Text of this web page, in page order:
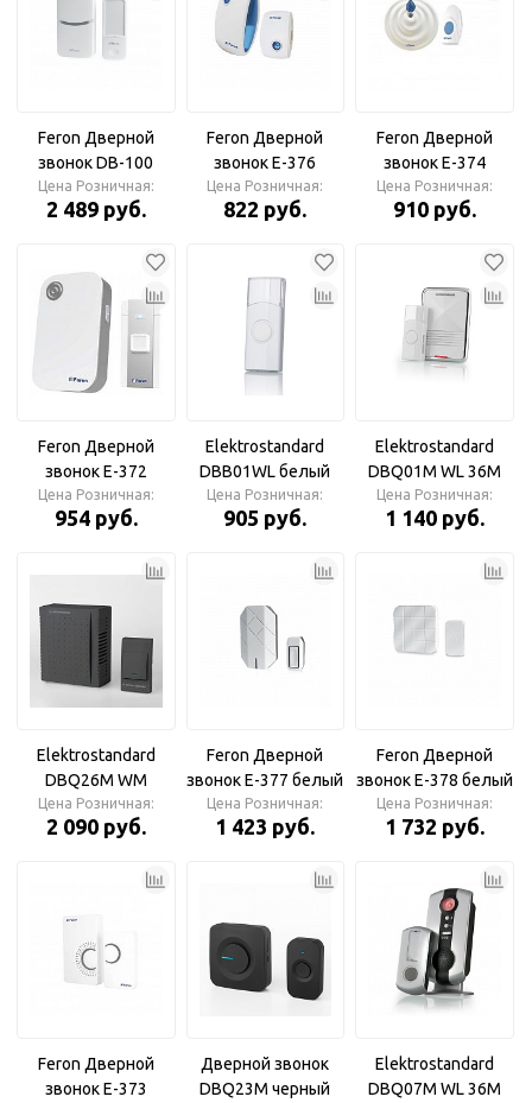
Feron Дверной
звонок DB-100
белый
Цена Розничная:
2 489 руб.
Feron Дверной
звонок E-376
белый/синий 36
мелодий
Цена Розничная:
822 руб.
Feron Дверной
звонок E-374
белый/синий 36
мелодий
Цена Розничная:
910 руб.
Feron Дверной
звонок E-372
белый/серый 36
мелодий
Цена Розничная:
954 руб.
Elektrostandard
DBB01WL белый
Кнопка
Цена Розничная:
905 руб.
Elektrostandard
DBQ01M WL 36M
белый Дверной
звонок
Цена Розничная:
1 140 руб.
Elektrostandard
DBQ26M WM
черный IP44
Дверной звонок
Цена Розничная:
2 090 руб.
Feron Дверной
звонок E-377 белый
30 мелодий
Цена Розничная:
1 423 руб.
Feron Дверной
звонок E-378 белый
10 мелодий
Цена Розничная:
1 732 руб.
Feron Дверной
звонок E-373
Дверной звонок
DBQ23M черный
Elektrostandard
DBQ07M WL 36M